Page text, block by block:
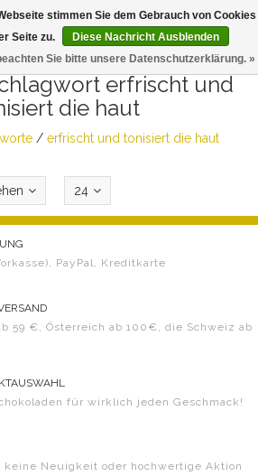
erfrischt und
die haut
/ erfrischt und tonisiert die haut
24
PayPal, Kreditkarte
59 €, Österreich ab 100€, die Schweiz ab
für wirklich jeden Geschmack!
keine Neuigkeit oder hochwertige Aktion
stimmen Sie dem Gebrauch von Cookies
Seite zu.
Diese Nachricht Ausblenden
Sie bitte unsere Datenschutzerklärung. »